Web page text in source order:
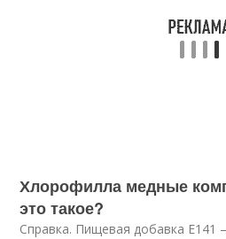
Хлорофилла медные
это такое?
Справка. Пищевая добавка Е141